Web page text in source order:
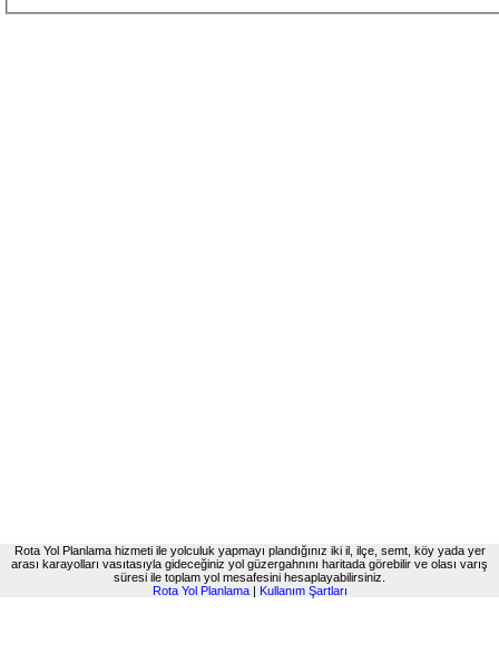
Rota Yol Planlama hizmeti ile yolculuk yapmayı plandığınız iki il, ilçe, semt, köy yada yer
arası karayolları vasıtasıyla gideceğiniz yol güzergahnını haritada görebilir ve olası varış
süresi ile toplam yol mesafesini hesaplayabilirsiniz.
Rota Yol Planlama| Kullanım Şartları